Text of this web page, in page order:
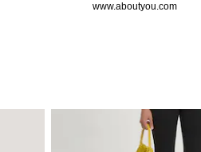
www.aboutyou.com